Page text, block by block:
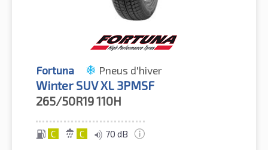
Fortuna Pneus d'hiver
Winter SUV XL 3PMSF
265/50R19110H
C C 70 dB